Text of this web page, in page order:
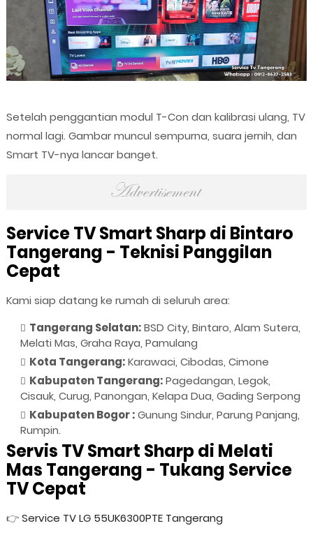
Setelah penggantian modul T-Con dan kalibrasi ulang, TV
normal lagi. Gambar muncul sempurna, suara jernih, dan
Smart TV-nya lancar banget.
Service TV Smart Sharp di Bintaro
Tangerang - Teknisi Panggilan
Cepat
Kami siap datang ke rumah di seluruh area:
Tangerang Selatan:BSD City, Bintaro, Alam Sutera,
Melati Mas, Graha Raya, Pamulang
Kota Tangerang:Karawaci, Cibodas, Cimone
Kabupaten Tangerang:Pagedangan, Legok,
Cisauk, Curug, Panongan, Kelapa Dua, Gading Serpong
Kabupaten Bogor :Gunung Sindur, Parung Panjang,
Rumpin.
Servis TV Smart Sharp di Melati
Mas Tangerang - Tukang Service
TV Cepat
👉Service TV LG 55UK6300PTE Tangerang